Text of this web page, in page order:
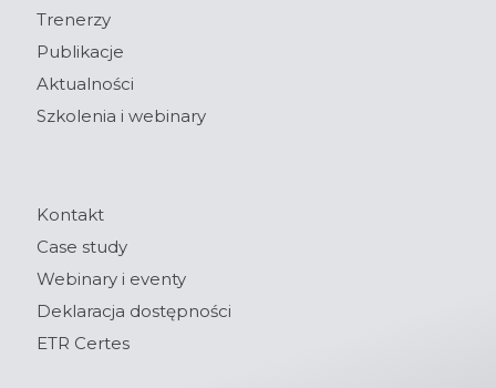
Trenerzy
Publikacje
Aktualności
Szkolenia i webinary
Kontakt
Case study
Webinary i eventy
Deklaracja dostępności
ETR Certes